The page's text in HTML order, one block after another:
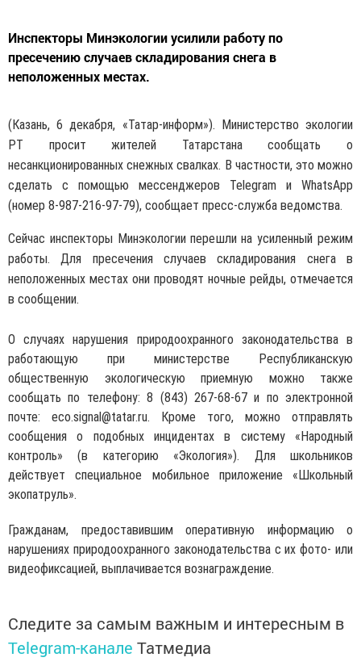
Инспекторы Минэкологии усилили работу по
пресечению случаев складирования снега в
неположенных местах.
(Казань, 6 декабря, «Татар-информ»). Министерство экологии
РТ просит жителей Татарстана сообщать о
несанкционированных снежных свалках. В частности, это можно
сделать с помощью мессенджеров Telegram и WhatsApp
(номер 8-987-216-97-79), сообщает пресс-служба ведомства.
Сейчас инспекторы Минэкологии перешли на усиленный режим
работы. Для пресечения случаев складирования снега в
неположенных местах они проводят ночные рейды, отмечается
в сообщении.
О случаях нарушения природоохранного законодательства в
работающую при министерстве Республиканскую
общественную экологическую приемную можно также
сообщать по телефону: 8 (843) 267-68-67 и по электронной
почте: eco.signal@tatar.ru. Кроме того, можно отправлять
сообщения о подобных инцидентах в систему «Народный
контроль» (в категорию «Экология»). Для школьников
действует специальное мобильное приложение «Школьный
экопатруль».
Гражданам, предоставившим оперативную информацию о
нарушениях природоохранного законодательства с их фото- или
видеофиксацией, выплачивается вознаграждение.
Следите за самым важным и интересным в
Telegram-канале Татмедиа